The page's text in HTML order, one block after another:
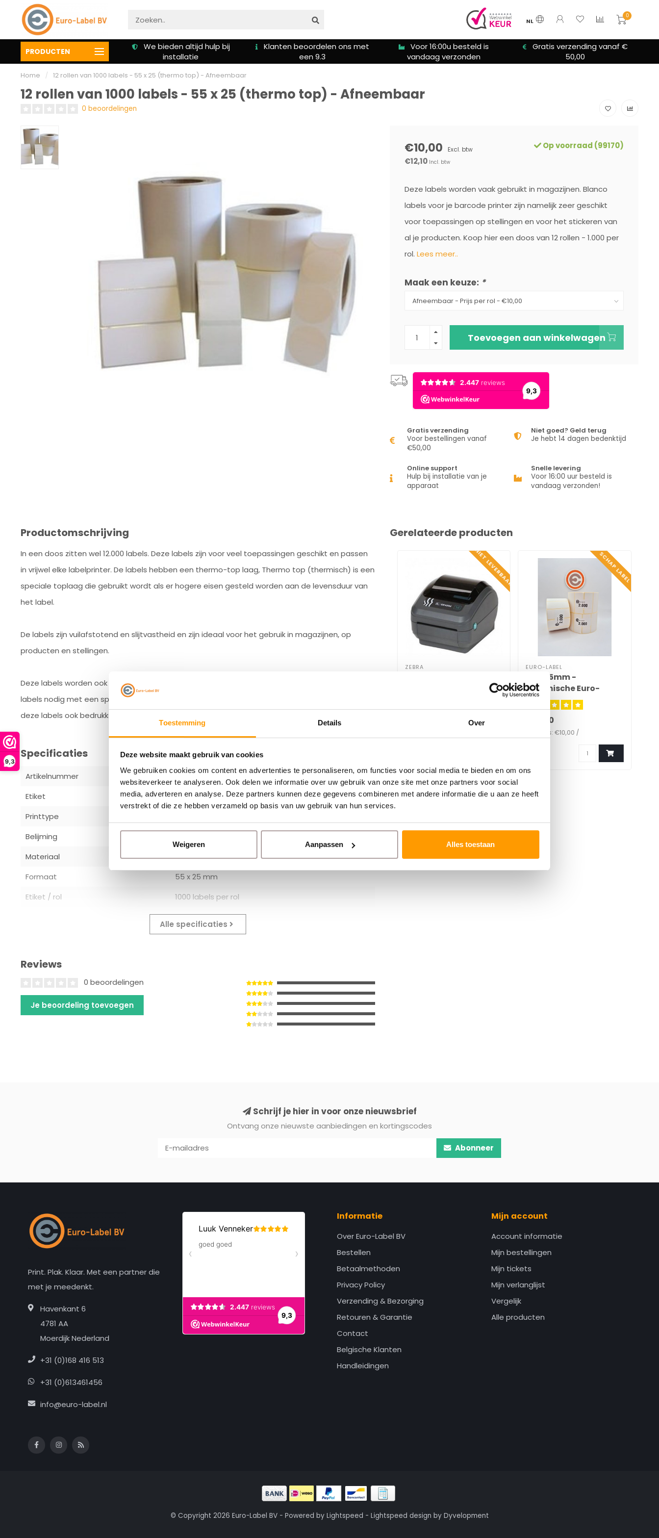
Toestemming Details Over
Deze website maakt gebruik van cookies
We gebruiken cookies om content en advertenties te personaliseren, om functies voor social media te bieden en om ons
websiteverkeer te analyseren. Ook delen we informatie over uw gebruik van onze site met onze partners voor social
media, adverteren en analyse. Deze partners kunnen deze gegevens combineren met andere informatie die u aan ze heeft
verstrekt of die ze hebben verzameld op basis van uw gebruik van hun services.
Weigeren Aanpassen Alles toestaan
9,3
NL
0
PRODUCTEN
We bieden altijd hulp bij
installatie
Klanten beoordelen ons met
een 9.3
Voor 16:00u besteld is
vandaag verzonden
Gratis verzending vanaf €
50,00
We bieden altijd hulp bij
installatie
Home / 12 rollen van 1000 labels - 55 x 25 (thermo top) - Afneembaar
12 rollen van 1000 labels - 55 x 25 (thermo top) - Afneembaar
0 beoordelingen
€10,00 Excl. btw
€12,10 Incl. btw
Op voorraad (99170)
Deze labels worden vaak gebruikt in magazijnen. Blanco
labels voor je barcode printer zijn namelijk zeer geschikt
voor toepassingen op stellingen en voor het stickeren van
al je producten. Koop hier een doos van 12 rollen - 1.000 per
rol. Lees meer..
Maak een keuze: *
Toevoegen aan winkelwagen
Gratis verzending
Voor bestellingen vanaf
€50,00
Niet goed? Geld terug
Je hebt 14 dagen bedenktijd
Online support
Hulp bij installatie van je
apparaat
Snelle levering
Voor 16:00 uur besteld is
vandaag verzonden!
Productomschrijving
In een doos zitten wel 12.000 labels. Deze labels zijn voor veel toepassingen geschikt en passen
in vrijwel elke labelprinter. De labels hebben een thermo-top laag, Thermo top (thermisch) is een
speciale toplaag die gebruikt wordt als er hogere eisen gesteld worden aan de levensduur van
het label.
De labels zijn vuilafstotend en slijtvastheid en zijn ideaal voor het gebruik in magazijnen, op
producten en stellingen.
Deze labels worden ook veel in de food-sector gebruikt op verpakkingen en kratten. Heb je
labels nodig met een speciale diepvries belijming? Neem dan contact met ons op. We kunnen
deze labels ook bedrukken met je logo of bedrijfs-info.
Specificaties
Artikelnummer
A109215
Etiket
55x 25 mm voor je barcode printer
Printtype
Belijming
Materiaal
Thermo-Top
Formaat
55 x 25 mm
Etiket / rol
1000 labels per rol
Alle specificaties
Reviews
0 beoordelingen
Je beoordeling toevoegen
Gerelateerde producten
NIET LEVERBAAR
ZEBRA
SCHAP LABEL
EURO-LABEL
60 x 25mm -
Thermische Euro-
Labels 2.000 per rol
€10,00
Stukprijs: €10,00 /
Schrijf je hier in voor onze nieuwsbrief
Ontvang onze nieuwste aanbiedingen en kortingscodes
Abonneer
Print. Plak. Klaar. Met een partner die
met je meedenkt.
Havenkant 6
4781 AA
Moerdijk Nederland
+31 (0)168 416 513
+31 (0)613461456
info@euro-label.nl
Informatie
Over Euro-Label BV
Bestellen
Betaalmethoden
Privacy Policy
Verzending & Bezorging
Retouren & Garantie
Contact
Belgische Klanten
Handleidingen
Mijn account
Account informatie
Mijn bestellingen
Mijn tickets
Mijn verlanglijst
Vergelijk
Alle producten
© Copyright 2026 Euro-Label BV - Powered by Lightspeed - Lightspeed design by Dyvelopment